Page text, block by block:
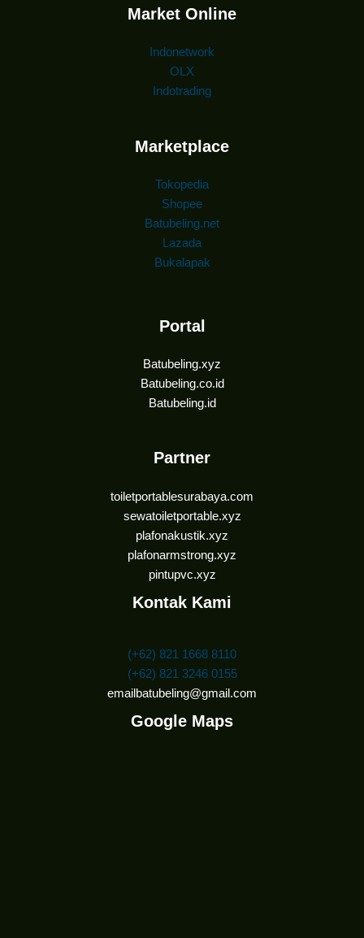
Market Online
Indonetwork
OLX
Indotrading
Marketplace
Tokopedia
Shopee
Batubeling.net
Lazada
Bukalapak
Portal
Batubeling.xyz
Batubeling.co.id
Batubeling.id
Partner
toiletportablesurabaya.com
sewatoiletportable.xyz
plafonakustik.xyz
plafonarmstrong.xyz
pintupvc.xyz
Kontak Kami
(+62) 821 1668 8110
(+62) 821 3246 0155
emailbatubeling@gmail.com
Google Maps